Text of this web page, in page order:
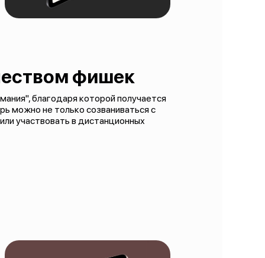
фишек
благодаря которой получается
можно не только созваниваться с
участвовать в дистанционных